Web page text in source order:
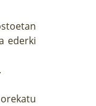
ederki